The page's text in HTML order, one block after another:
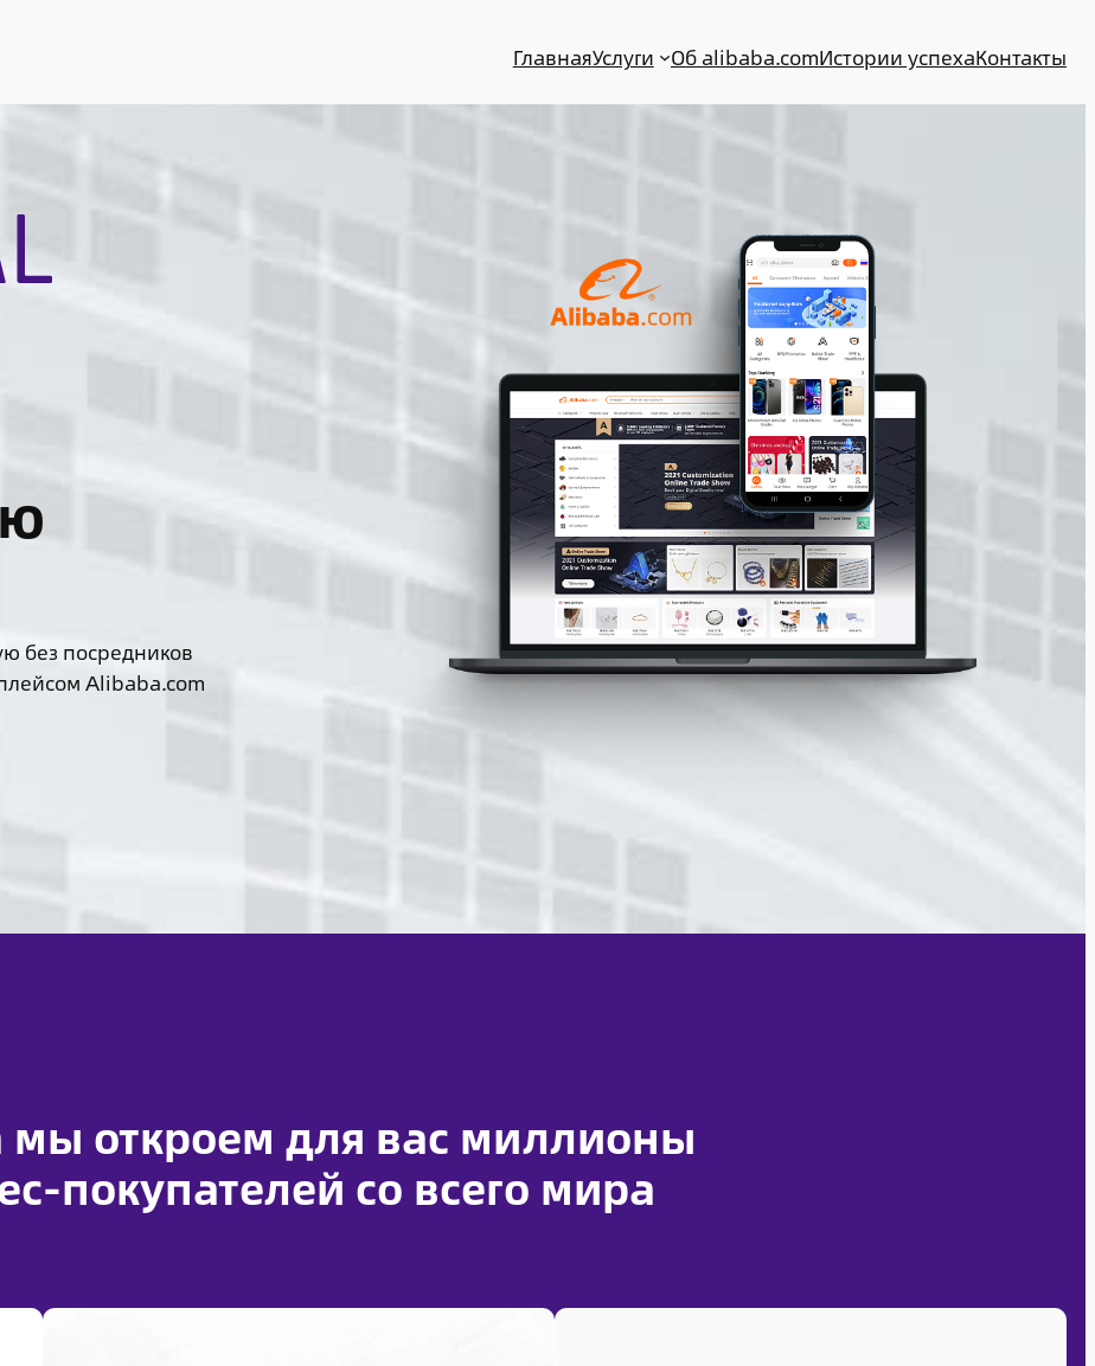
ГлавнаяУслуги Об alibaba.comИстории успехаКонтакты
без посредников
Alibaba.com
мы откроем для вас миллионы
покупателей со всего мира